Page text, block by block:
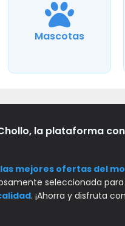
Mascotas
la plataforma
las mejores ofertas del
seleccionada
. ¡Ahorra y disfruta